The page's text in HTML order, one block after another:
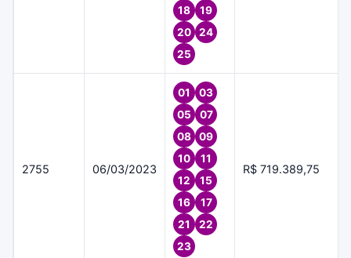
18
19
20
24
25
2755 06/03/2023
01
03
05
07
08
09
10
11
12
15
16
17
21
22
23
R$ 719.389,75